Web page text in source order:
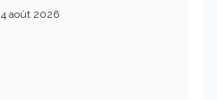
4 août 2026